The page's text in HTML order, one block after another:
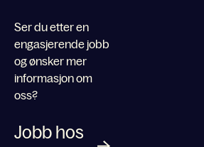
Ser du etter en
engasjerende jobb
og ønsker mer
informasjon om
oss?
Jobb hos